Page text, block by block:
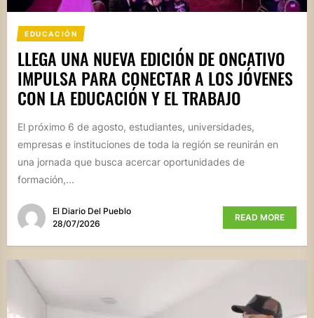
EDUCACIÓN
LLEGA UNA NUEVA EDICIÓN DE ONCATIVO
IMPULSA PARA CONECTAR A LOS JÓVENES
CON LA EDUCACIÓN Y EL TRABAJO
El próximo 6 de agosto, estudiantes, universidades,
empresas e instituciones de toda la región se reunirán en
una jornada que busca acercar oportunidades de
formación,...
El Diario Del Pueblo
28/07/2026
READ MORE